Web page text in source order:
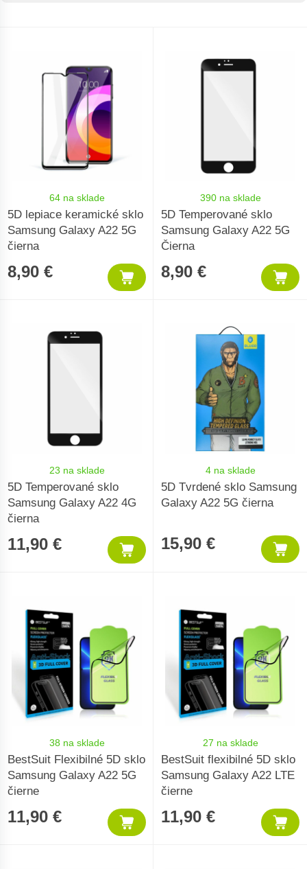
64 na sklade
5D lepiace keramické sklo
Samsung Galaxy A22 5G
čierna
8,90 €
390 na sklade
5D Temperované sklo
Samsung Galaxy A22 5G
Čierna
8,90 €
23 na sklade
5D Temperované sklo
Samsung Galaxy A22 4G
čierna
11,90 €
4 na sklade
5D Tvrdené sklo Samsung
Galaxy A22 5G čierna
15,90 €
38 na sklade
BestSuit Flexibilné 5D sklo
Samsung Galaxy A22 5G
čierne
11,90 €
27 na sklade
BestSuit flexibilné 5D sklo
Samsung Galaxy A22 LTE
čierne
11,90 €